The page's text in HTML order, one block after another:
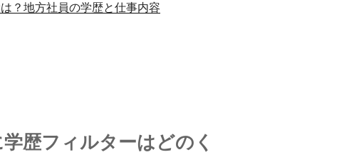
？地方社員の学歴と仕事内容
歴フィルターはどのく